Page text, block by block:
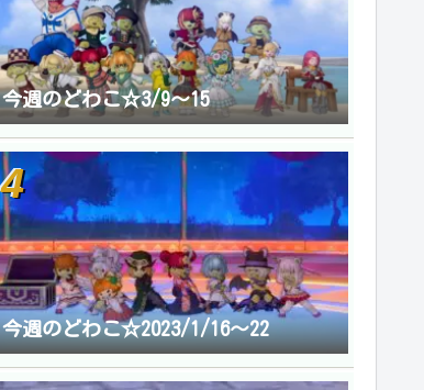
今週のどわこ☆3/9～15
今週のどわこ☆2023/1/16～22